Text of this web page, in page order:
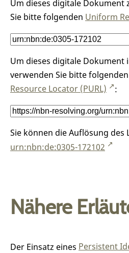
Um dieses digitale Dokument
Sie bitte folgenden Uniform
Um dieses digitale Dokument
verwenden Sie bitte folgenden
Resource Locator (PURL)
:
Sie können die Auflösung des
urn:nbn:de:0305-172102
Nähere
Der Einsatz eines Persistent